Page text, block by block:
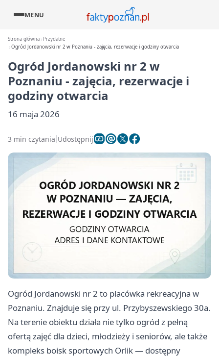
MENU
Strona główna
Przydatne
Ogród Jordanowski nr 2 w Poznaniu - zajęcia, rezerwacje i godziny otwarcia
Ogród Jordanowski nr 2 w
Poznaniu - zajęcia, rezerwacje i
godziny otwarcia
16 maja 2026
3 min czytania Udostępnij
Ogród Jordanowski nr 2 to placówka rekreacyjna w
Poznaniu. Znajduje się przy ul. Przybyszewskiego 30a.
Na terenie obiektu działa nie tylko ogród z pełną
ofertą zajęć dla dzieci, młodzieży i seniorów, ale także
kompleks boisk sportowych Orlik — dostępny